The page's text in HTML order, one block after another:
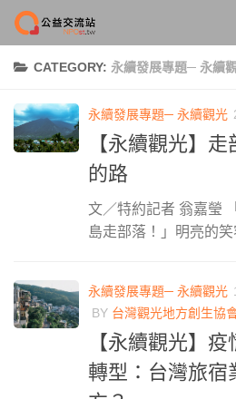
Skip to content
CATEGORY: 永續發展專題─ 永續
永續發展專題─ 永續觀光
【永續觀光】
的路
文／特約記者 翁嘉瑩
島走部落！」明亮的笑
永續發展專題─ 永續觀光
BY 台灣觀光地方創生協
【永續觀光】
轉型：台灣旅宿